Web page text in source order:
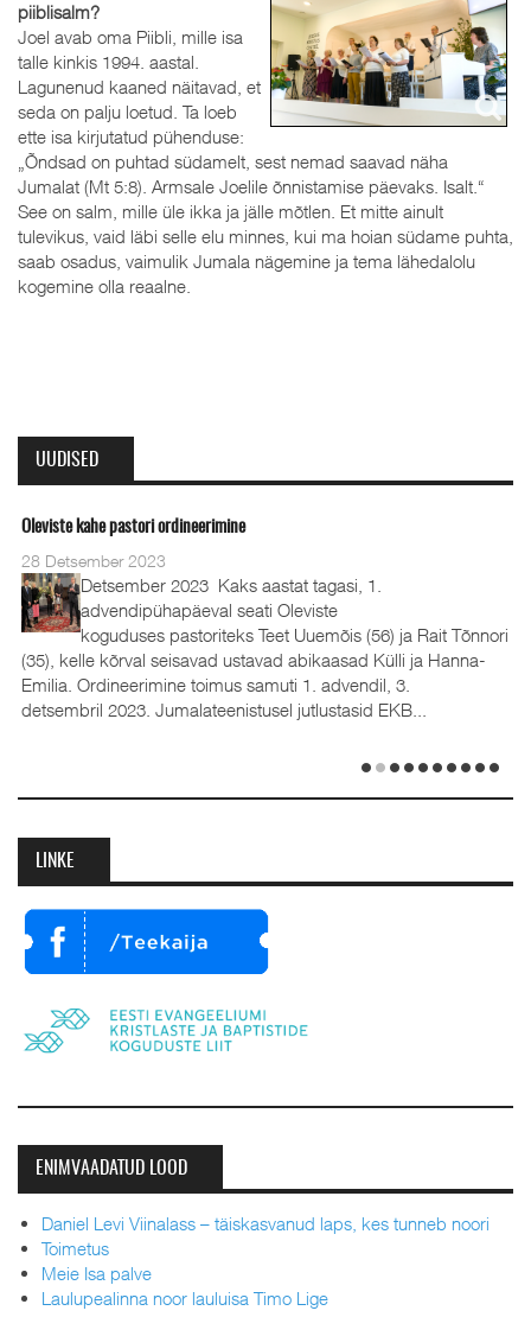
piiblisalm?
Joel avab oma Piibli, mille isa
talle kinkis 1994. aastal.
Lagunenud kaaned näitavad, et
seda on palju loetud. Ta loeb
ette isa kirjutatud pühenduse:
„Õndsad on puhtad südamelt, sest nemad saavad näha
Jumalat (Mt 5:8). Armsale Joelile õnnistamise päevaks. Isalt.“
See on salm, mille üle ikka ja jälle mõtlen. Et mitte ainult
tulevikus, vaid läbi selle elu minnes, kui ma hoian südame puhta,
saab osadus, vaimulik Jumala nägemine ja tema lähedalolu
kogemine olla reaalne.
UUDISED
Oleviste kahe pastori ordineerimine
28 Detsember 2023
Detsember 2023 Kaks aastat tagasi, 1.
advendipühapäeval seati Oleviste
koguduses pastoriteks Teet Uuemõis (56) ja Rait Tõnnori
(35), kelle kõrval seisavad ustavad abikaasad Külli ja Hanna-
Emilia. Ordineerimine toimus samuti 1. advendil, 3.
detsembril 2023. Jumalateenistusel jutlustasid EKB...
LINKE
ENIMVAADATUD LOOD
Daniel Levi Viinalass – täiskasvanud laps, kes tunneb noori
Toimetus
Meie Isa palve
Laulupealinna noor lauluisa Timo Lige